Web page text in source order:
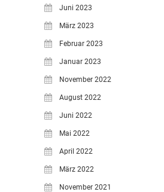
Juni 2023
März 2023
Februar 2023
Januar 2023
November 2022
August 2022
Juni 2022
Mai 2022
April 2022
März 2022
November 2021